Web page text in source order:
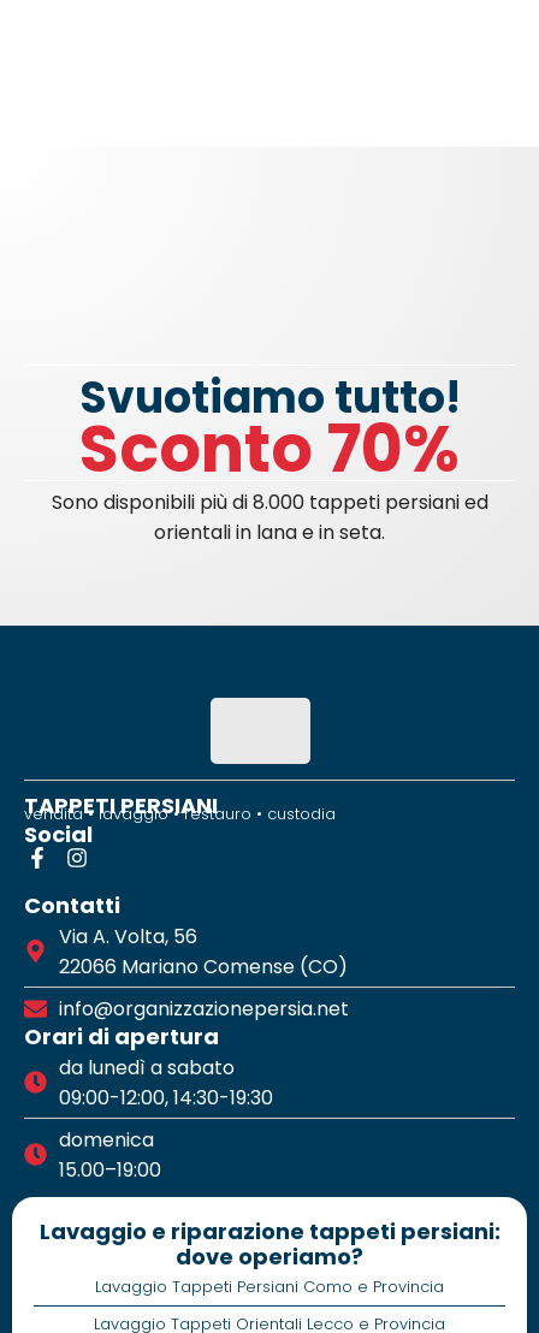
Svuotiamo tutto!
Sconto 70%
Sono disponibili più di 8.000 tappeti persiani ed
orientali in lana e in seta.
TAPPETI PERSIANI
vendita • lavaggio • restauro • custodia
Social
Contatti
Via A. Volta, 56
22066 Mariano Comense (CO)
info@organizzazionepersia.net
Orari di apertura
da lunedì a sabato
09:00-12:00, 14:30-19:30
domenica
15.00–19:00
Lavaggio e riparazione tappeti persiani:
dove operiamo?
Lavaggio Tappeti Persiani Como e Provincia
Lavaggio Tappeti Orientali Lecco e Provincia